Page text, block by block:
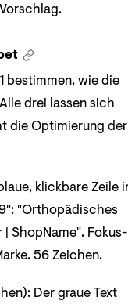
bestimmen, wie die
drei lassen sich
die Optimierung der
klickbare Zeile
"Orthopädisches
ShopName". Fokus-
56 Zeichen.
Der graue Text